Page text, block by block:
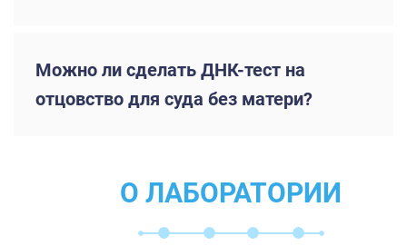
Можно ли сделать ДНК-тест на
отцовство для суда без матери?
О ЛАБОРАТОРИИ